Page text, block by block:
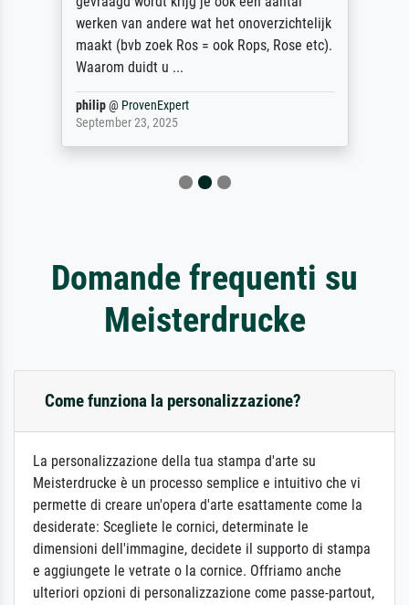
werken van andere wat het onoverzichtelijk
maakt (bvb zoek Ros = ook Rops, Rose etc).
Waarom duidt u ...
philip@ ProvenExpert
September 23, 2025
Domande frequenti su
Meisterdrucke
Come funziona la personalizzazione?
La personalizzazione della tua stampa d'arte su
Meisterdrucke è un processo semplice e intuitivo che vi
permette di creare un'opera d'arte esattamente come la
desiderate: Scegliete le cornici, determinate le
dimensioni dell'immagine, decidete il supporto di stampa
e aggiungete le vetrate o la cornice. Offriamo anche
ulteriori opzioni di personalizzazione come passe-partout,